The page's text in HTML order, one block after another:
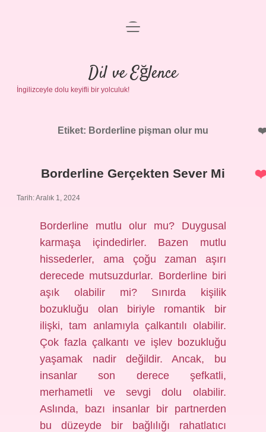
Anasayfa
Gizlilik Politikası
Yasal Uyarı
menüyü
Dil ve Eğlence
İngilizceyle dolu keyifli bir yolculuk!
Etiket: Borderline pişman olur mu
Borderline Gerçekten Sever Mi
Tarih: Aralık 1, 2024
Borderline mutlu olur mu? Duygusal
karmaşa içindedirler. Bazen mutlu
hissederler, ama çoğu zaman aşırı
derecede mutsuzdurlar. Borderline biri
aşık olabilir mi? Sınırda kişilik
bozukluğu olan biriyle romantik bir
ilişki, tam anlamıyla çalkantılı olabilir.
Çok fazla çalkantı ve işlev bozukluğu
yaşamak nadir değildir. Ancak, bu
insanlar son derece şefkatli,
merhametli ve sevgi dolu olabilir.
Aslında, bazı insanlar bir partnerden
bu düzeyde bir bağlılığı rahatlatıcı